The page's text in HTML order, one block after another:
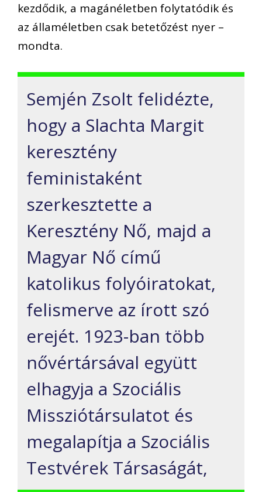
kezdődik, a magánéletben folytatódik és
az államéletben csak betetőzést nyer –
mondta.
Semjén Zsolt felidézte,
hogy a Slachta Margit
keresztény
feministaként
szerkesztette a
Keresztény Nő, majd a
Magyar Nő című
katolikus folyóiratokat,
felismerve az írott szó
erejét. 1923-ban több
nővértársával együtt
elhagyja a Szociális
Missziótársulatot és
megalapítja a Szociális
Testvérek Társaságát,